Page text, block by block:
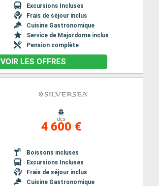
Excursions Incluses
Frais de séjour inclus
Cuisine Gastronomique
Service de Majordome inclus
Pension complète
VOIR LES OFFRES
dès
4 600 €
Boissons incluses
Excursions Incluses
Frais de séjour inclus
Cuisine Gastronomique